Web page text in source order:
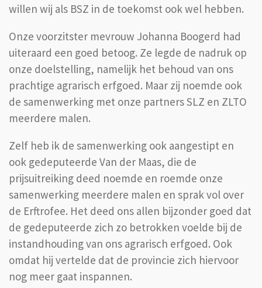
willen wij als BSZ in de toekomst ook wel hebben.
Onze voorzitster mevrouw Johanna Boogerd had
uiteraard een goed betoog. Ze legde de nadruk op
onze doelstelling, namelijk het behoud van ons
prachtige agrarisch erfgoed. Maar zij noemde ook
de samenwerking met onze partners SLZ en ZLTO
meerdere malen.
Zelf heb ik de samenwerking ook aangestipt en
ook gedeputeerde Van der Maas, die de
prijsuitreiking deed noemde en roemde onze
samenwerking meerdere malen en sprak vol over
de Erftrofee. Het deed ons allen bijzonder goed dat
de gedeputeerde zich zo betrokken voelde bij de
instandhouding van ons agrarisch erfgoed. Ook
omdat hij vertelde dat de provincie zich hiervoor
nog meer gaat inspannen.